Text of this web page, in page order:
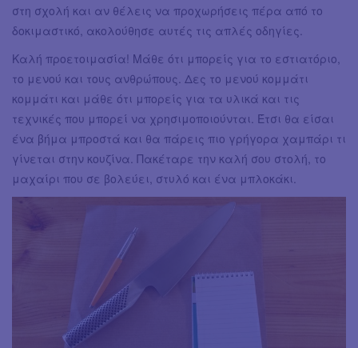
στη σχολή και αν θέλεις να προχωρήσεις πέρα από το
δοκιμαστικό, ακολούθησε αυτές τις απλές οδηγίες.
Kαλή προετοιμασία! Μάθε ότι μπορείς για το εστιατόριο,
το μενού και τους ανθρώπους. Δες το μενού κομμάτι
κομμάτι και μάθε ότι μπορείς για τα υλικά και τις
τεχνικές που μπορεί να χρησιμοποιούνται. Έτσι θα είσαι
ένα βήμα μπροστά και θα πάρεις πιο γρήγορα χαμπάρι τι
γίνεται στην κουζίνα. Πακέταρε την καλή σου στολή, το
μαχαίρι που σε βολεύει, στυλό και ένα μπλοκάκι.